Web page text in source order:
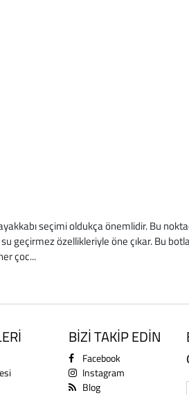
seçimi oldukça önemlidir. Bu
özellikleriyle öne çıkar. Bu
çoc...
BİZİ TAKİP EDİN
Facebook
Instagram
Blog